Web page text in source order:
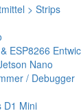
> Strips
ESP8266
Nano
/ Debugger
D1 Mini